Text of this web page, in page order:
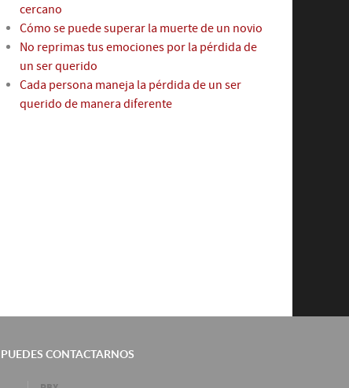
cercano
Cómo se puede superar la muerte de un novio
No reprimas tus emociones por la pérdida de
un ser querido
Cada persona maneja la pérdida de un ser
querido de manera diferente
PUEDES CONTACTARNOS